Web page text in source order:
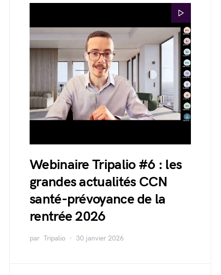
Webinaire Tripalio #6 : les
grandes actualités CCN
santé-prévoyance de la
rentrée 2026
par Tripalio 30 janvier 2026